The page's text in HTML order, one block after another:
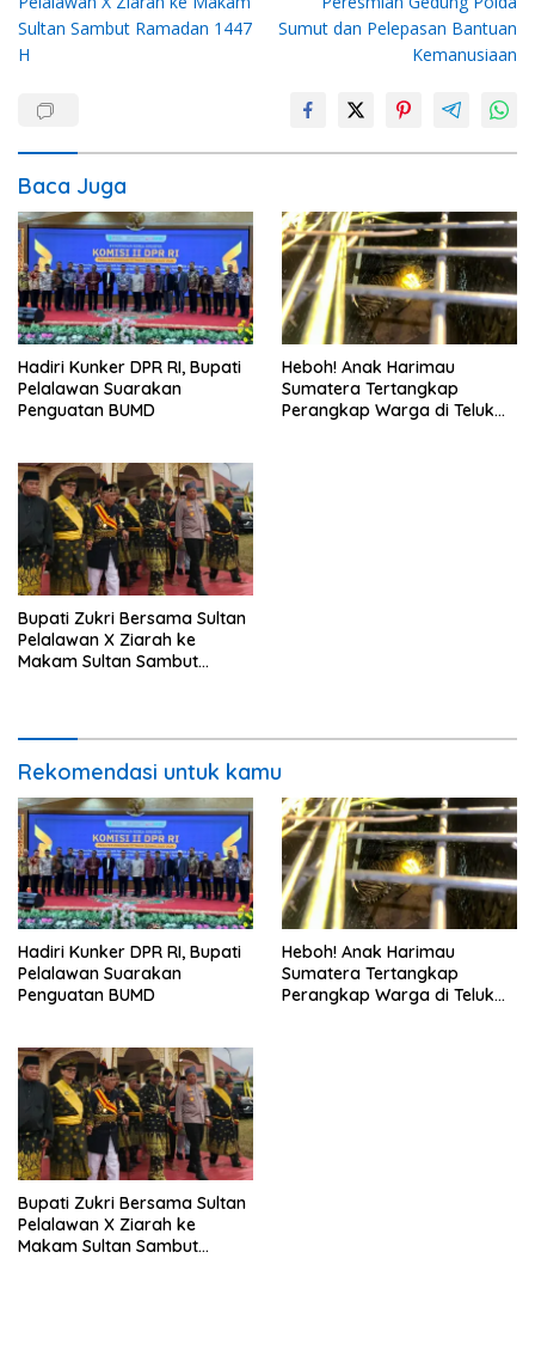
Sultan Sambut Ramadan 1447
H
Sumut dan Pelepasan Bantuan
Kemanusiaan
Baca Juga
Hadiri Kunker DPR RI, Bupati
Pelalawan Suarakan
Penguatan BUMD
Heboh! Anak Harimau
Sumatera Tertangkap
Perangkap Warga di Teluk
Bupati Zukri Bersama Sultan
Pelalawan X Ziarah ke
Makam Sultan Sambut
Rekomendasi untuk kamu
Hadiri Kunker DPR RI, Bupati
Pelalawan Suarakan
Penguatan BUMD
Heboh! Anak Harimau
Sumatera Tertangkap
Perangkap Warga di Teluk
Bupati Zukri Bersama Sultan
Pelalawan X Ziarah ke
Makam Sultan Sambut